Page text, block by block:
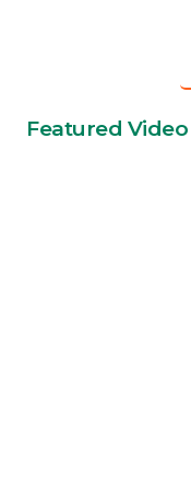
Featured Video